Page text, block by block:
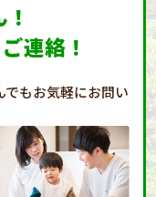
連絡！
でもお気軽にお問い